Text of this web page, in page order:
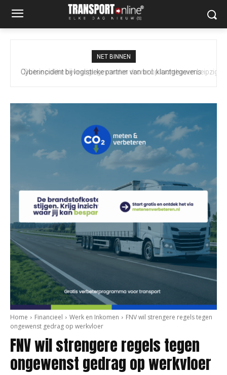
NET BINNEN
Duitse politie bevestigt: gevonden drone op luchthaven Leipzig
Home Financieel Werk en Inkomen
FNV wil strengere regels tegen
ongewenst gedrag op werkvloer
FNV wil strengere regels tegen
ongewenst gedrag op werkvloer